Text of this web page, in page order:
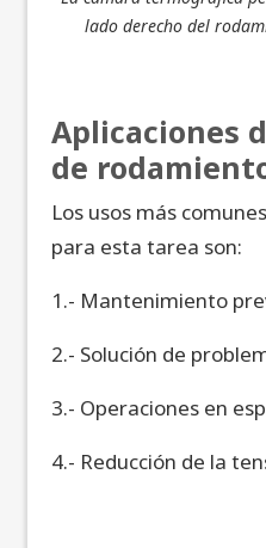
lado derecho del
Aplicaciones
de
Los usos más
para esta tarea son:
1.- Mantenimiento
2.- Solución de
3.- Operaciones en
4.- Reducción de la